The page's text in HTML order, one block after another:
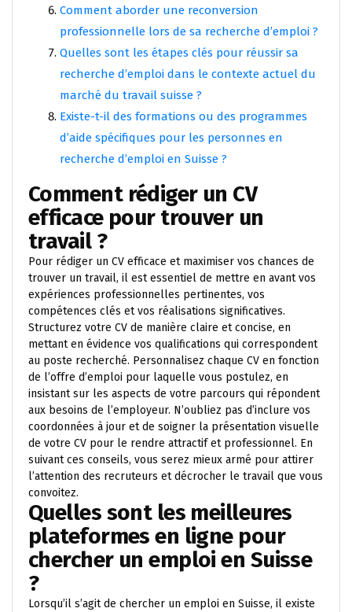
Comment aborder une reconversion
professionnelle lors de sa recherche d’emploi ?
Quelles sont les étapes clés pour réussir sa
recherche d’emploi dans le contexte actuel du
marché du travail suisse ?
Existe-t-il des formations ou des programmes
d’aide spécifiques pour les personnes en
recherche d’emploi en Suisse ?
Comment rédiger un CV
efficace pour trouver un
travail ?
Pour rédiger un CV efficace et maximiser vos chances de
trouver un travail, il est essentiel de mettre en avant vos
expériences professionnelles pertinentes, vos
compétences clés et vos réalisations significatives.
Structurez votre CV de manière claire et concise, en
mettant en évidence vos qualifications qui correspondent
au poste recherché. Personnalisez chaque CV en fonction
de l’offre d’emploi pour laquelle vous postulez, en
insistant sur les aspects de votre parcours qui répondent
aux besoins de l’employeur. N’oubliez pas d’inclure vos
coordonnées à jour et de soigner la présentation visuelle
de votre CV pour le rendre attractif et professionnel. En
suivant ces conseils, vous serez mieux armé pour attirer
l’attention des recruteurs et décrocher le travail que vous
convoitez.
Quelles sont les meilleures
plateformes en ligne pour
chercher un emploi en Suisse
?
Lorsqu’il s’agit de chercher un emploi en Suisse, il existe